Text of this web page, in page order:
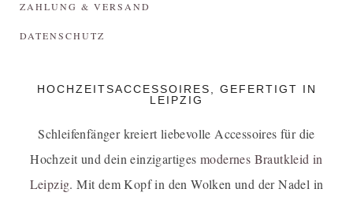
ZAHLUNG & VERSAND
DATENSCHUTZ
HOCHZEITSACCESSOIRES, GEFERTIGT IN
LEIPZIG
Schleifenfänger kreiert liebevolle Accessoires für die
Hochzeit und dein einzigartiges modernes Brautkleid in
Leipzig. Mit dem Kopf in den Wolken und der Nadel in